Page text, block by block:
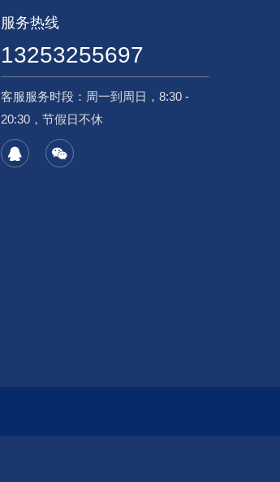
服务热线
13253255697
客服服务时段：周一到周日，8:30 -
20:30，节假日不休